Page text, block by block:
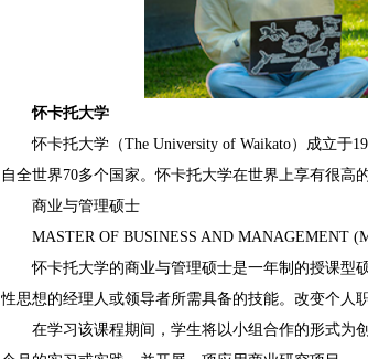
怀卡托大学
怀卡托大学（The University of Waikato）成立于
自全世界70多个国家。怀卡托大学在世界上享有很高
商业与管理硕士
MASTER OF BUSINESS AND MANAGEMENT
怀卡托大学的商业与管理硕士是一年制的授课型硕
性思想的经理人或领导者所需具备的技能。改变个人
在学习该课程期间，学生将以小组合作的形式为创